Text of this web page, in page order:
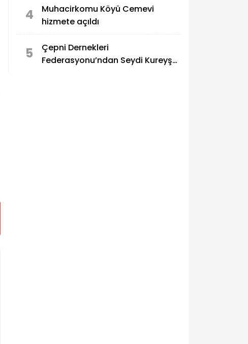
4
Muhacirkomu Köyü Cemevi
hizmete açıldı
5
Çepni Dernekleri
Federasyonu’ndan Seydi Kureyş